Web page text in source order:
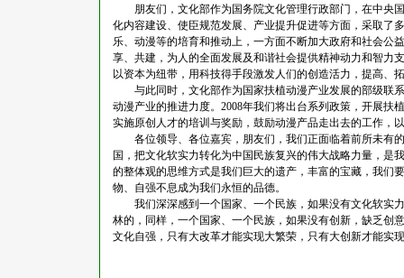
朋友们，文化部作为国务院文化管理行政部门，在中央
化内容建设、使臣规范发展、产业提升促进等方面，采取了
乐、动漫等的培育和推动上，一方面不断加大政府和社会公
享、共建，为人的全面发展及和谐社会提供精神动力和智力
以资本为纽带，用科技得手段激发人们的创造活力，提高、
与此同时，文化部作为国家扶植动漫产业发展的部级联
动漫产业的推进力度。2008年我们将出台系列政策，开展
实施原创人才的培训与奖励，鼓励动漫产品走出去的工作，
各位领导、各位嘉宾，朋友们，我们正面临着前所未有
国，把文化软实力转化为中国民族复兴的伟大战略力量，是
的整体观的思维方式是我们巨大的遗产，丰富的宝藏，我们
物、自强不息成为我们永恒的品德。
我们深深感到一个国家、一个民族，如果没有文化软实
林的，同样，一个国家、一个民族，如果没有创新，缺乏创
文化自强，只有大改革才能实现大繁荣，只有大创新才能实